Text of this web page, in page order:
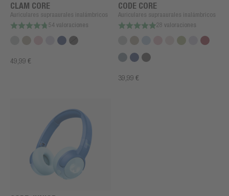
CLAM CORE
Auriculares supraaurales inalámbricos
54 valoraciones
49,99 €
CODE CORE
Auriculares supraaurales inalámbricos
28 valoraciones
39,99 €